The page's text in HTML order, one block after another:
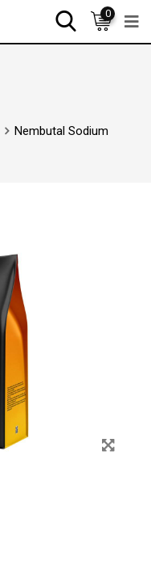
0
Nembutal Sodium